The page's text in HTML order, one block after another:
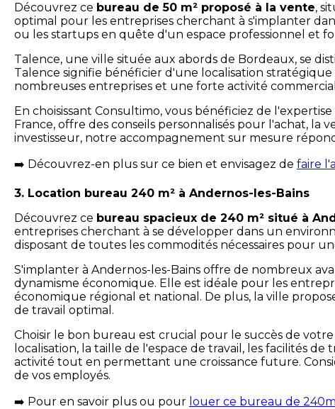
Découvrez ce bureau de 50 m² proposé à la vente,
optimal pour les entreprises cherchant à s'implanter
ou les startups en quête d'un espace professionnel et
Talence, une ville située aux abords de Bordeaux, se
Talence signifie bénéficier d'une localisation
nombreuses entreprises et une forte activité
En choisissant Consultimo, vous bénéficiez de
France, offre des conseils personnalisés pour l'achat, la
investisseur, notre accompagnement sur mesure
➡️ Découvrez-en plus sur ce bien et envisagez de faire
3. Location bureau 240 m² à Andernos-les-Bains
Découvrez ce bureau spacieux de 240 m² situé à
entreprises cherchant à se développer dans un
disposant de toutes les commodités nécessaires pour
S'implanter à Andernos-les-Bains offre de nombreux
dynamisme économique. Elle est idéale pour les
économique régional et national. De plus, la ville
de travail optimal.
Choisir le bon bureau est crucial pour le succès de
localisation, la taille de l'espace de travail, les facilités
activité tout en permettant une croissance future.
de vos employés.
➡️ Pour en savoir plus ou pour louer ce bureau de